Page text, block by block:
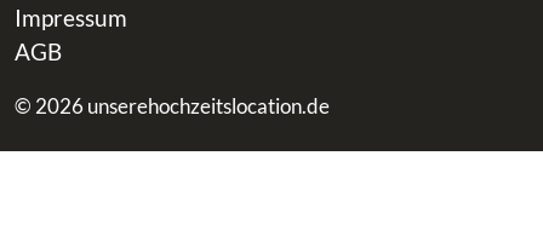
Impressum
AGB
© 2026 unserehochzeitslocation.de